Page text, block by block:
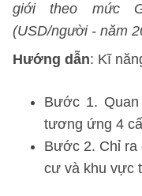
giới theo mức
(USD/người - năm
Hướng dẫn: Kĩ
Bước 1.
tương ứng 4
Bước 2. Chỉ ra
cư và khu vực